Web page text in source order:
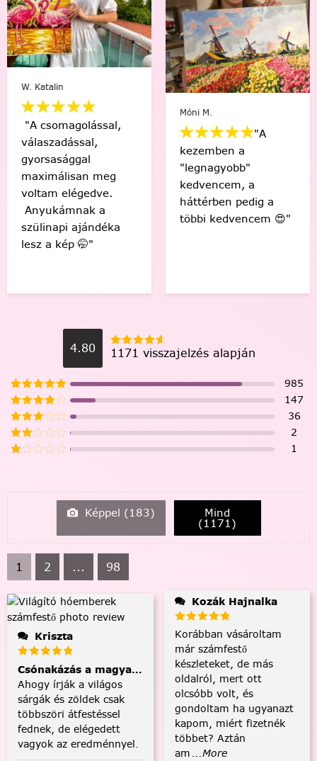
Móni M.
"A
kezemben a
"legnagyobb"
kedvencem, a
háttérben pedig a
többi kedvencem 😍"
"Sziasztok! Elkészült
az első! Csodás
érzés, hogy én
készítettem ezt a
gyönyörű képet! 🤩
4.80 1171 visszajelzés alapján
985
147
36
2
1
Képpel (183) Mind
(1171)
1 2 ... 98
Kriszta
Csónakázás a magyar tengeren
Ahogy írják a világos
sárgák és zöldek csak
többszöri átfestéssel
fednek, de elégedett
vagyok az eredménnyel.
Kozák Hajnalka
Korábban vásároltam
már számfestő
készleteket, de más
oldalról, mert ott
olcsóbb volt, és
gondoltam ha ugyanazt
kapom, miért fizetnék
többet? Aztán
am ...More